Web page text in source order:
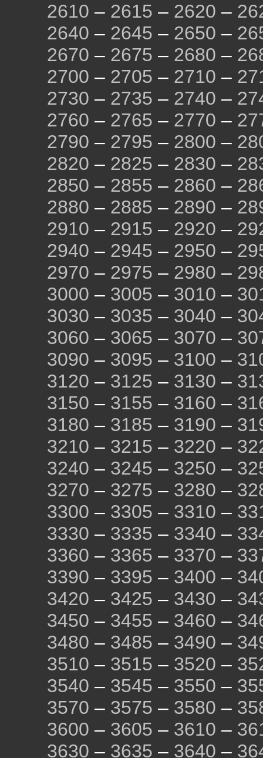
2610 – 2615 – 2620 –
2640 – 2645 – 2650 –
2670 – 2675 – 2680 –
2700 – 2705 – 2710 –
2730 – 2735 – 2740 –
2760 – 2765 – 2770 –
2790 – 2795 – 2800 –
2820 – 2825 – 2830 –
2850 – 2855 – 2860 –
2880 – 2885 – 2890 –
2910 – 2915 – 2920 –
2940 – 2945 – 2950 –
2970 – 2975 – 2980 –
3000 – 3005 – 3010 –
3030 – 3035 – 3040 –
3060 – 3065 – 3070 –
3090 – 3095 – 3100 –
3120 – 3125 – 3130 –
3150 – 3155 – 3160 –
3180 – 3185 – 3190 –
3210 – 3215 – 3220 –
3240 – 3245 – 3250 –
3270 – 3275 – 3280 –
3300 – 3305 – 3310 –
3330 – 3335 – 3340 –
3360 – 3365 – 3370 –
3390 – 3395 – 3400 –
3420 – 3425 – 3430 –
3450 – 3455 – 3460 –
3480 – 3485 – 3490 –
3510 – 3515 – 3520 –
3540 – 3545 – 3550 –
3570 – 3575 – 3580 –
3600 – 3605 – 3610 –
3630 – 3635 – 3640 –